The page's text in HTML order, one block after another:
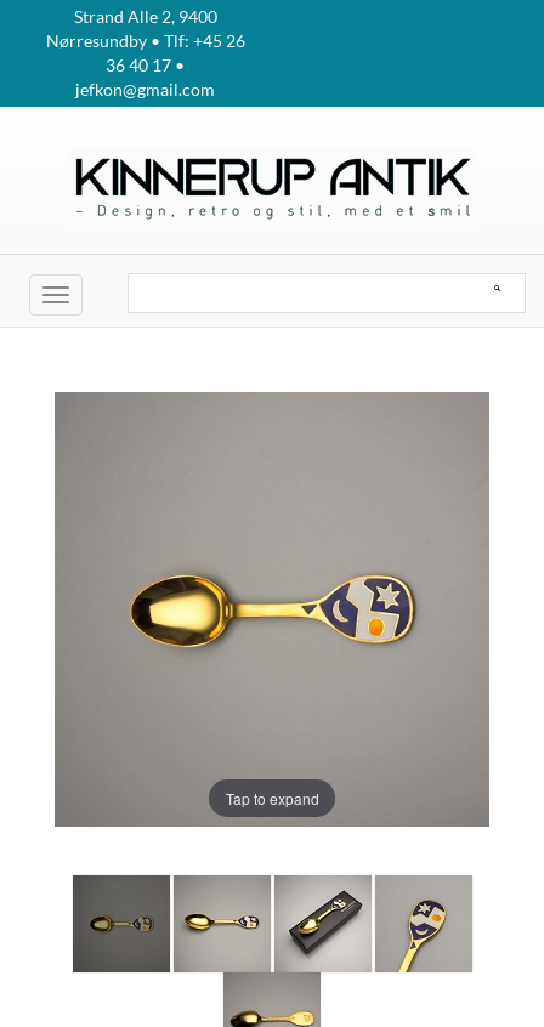
Strand Alle 2, 9400
Nørresundby • Tlf: +45 26
36 40 17 •
jefkon@gmail.com
Toggle
navigation
Tap to expand